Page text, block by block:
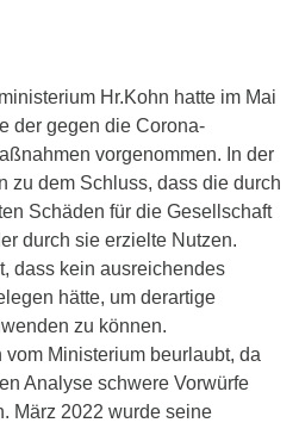
Hr.Kohn hatte im Mai
der gegen die Corona-
vorgenommen. In der
zu dem Schluss, dass die durch
Schäden für die Gesellschaft
durch sie erzielte Nutzen.
dass kein ausreichendes
hätte, um derartige
zu können.
Ministerium beurlaubt, da
Analyse schwere Vorwürfe
März 2022 wurde seine